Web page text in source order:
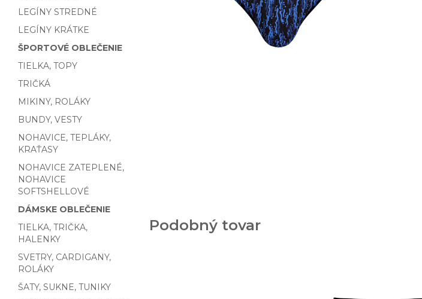
LEGÍNY STREDNÉ
LEGÍNY KRÁTKE
ŠPORTOVÉ OBLEČENIE
TIELKA, TOPY
TRIČKÁ
MIKINY, ROLÁKY
BUNDY, VESTY
NOHAVICE, TEPLÁKY,
KRAŤASY
NOHAVICE ZATEPLENÉ,
NOHAVICE
SOFTSHELLOVÉ
DÁMSKE OBLEČENIE
TIELKA, TRIČKA,
HALENKY
SVETRY, CARDIGANY,
ROLÁKY
ŠATY, SUKNE, TUNIKY
Podobný tovar